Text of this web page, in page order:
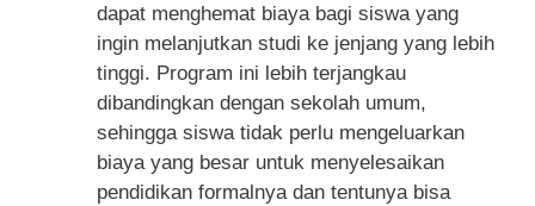
dapat menghemat biaya bagi siswa yang
ingin melanjutkan studi ke jenjang yang lebih
tinggi. Program ini lebih terjangkau
dibandingkan dengan sekolah umum,
sehingga siswa tidak perlu mengeluarkan
biaya yang besar untuk menyelesaikan
pendidikan formalnya dan tentunya bisa